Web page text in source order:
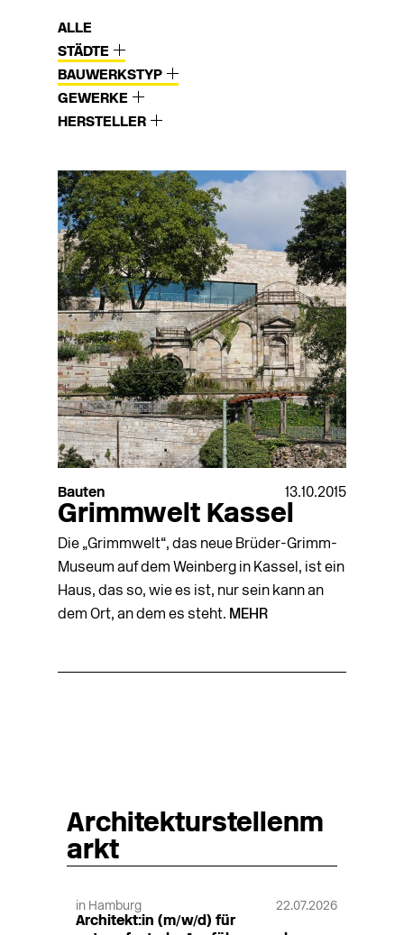
ALLE
STÄDTE
BAUWERKSTYP
GEWERKE
HERSTELLER
Bauten 13.10.2015
Grimmwelt Kassel
Die „Grimmwelt“, das neue Brüder-Grimm-
Museum auf dem Weinberg in Kassel, ist ein
Haus, das so, wie es ist, nur sein kann an
dem Ort, an dem es steht. MEHR
Architekturstellenm
arkt
in Hamburg 22.07.2026
Architekt:in (m/w/d) für